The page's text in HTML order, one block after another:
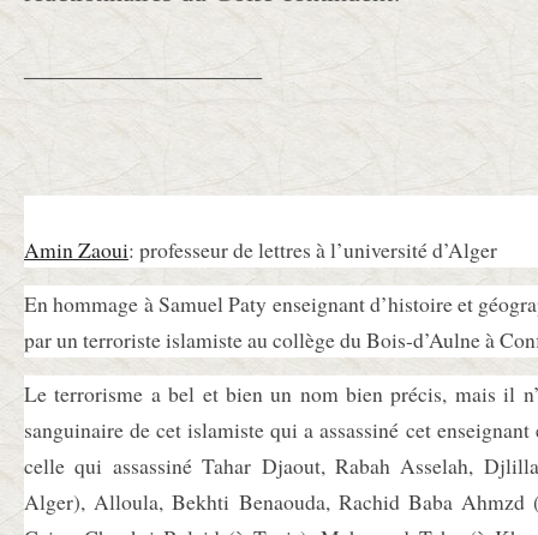
__________________
Amin Zaoui: professeur de lettres à l’université d’Alger
En hommage à Samuel Paty enseignant d’histoire et
par un terroriste islamiste au collège du Bois-d’Aulne à
Le terrorisme a bel et bien un nom bien précis, mais il
sanguinaire de cet islamiste qui a assassiné cet
celle qui assassiné Tahar Djaout, Rabah Asselah,
Alger), Alloula, Bekhti Benaouda, Rachid Baba Ahmzd